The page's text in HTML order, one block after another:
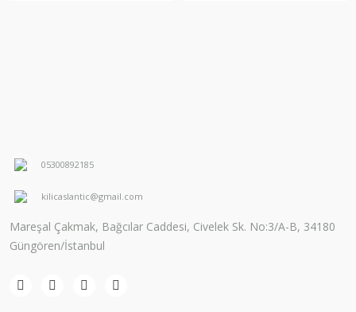
05300892185
kilicaslantic@gmail.com
Mareşal Çakmak, Bağcılar Caddesi, Civelek Sk. No:3/A-B, 34180
Güngören/İstanbul